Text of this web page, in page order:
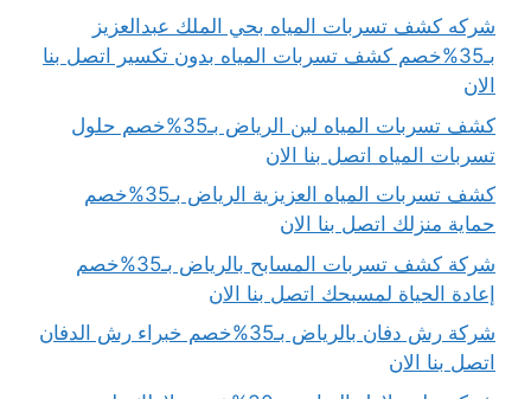
شركه كشف تسربات المياه بحي الملك عبدالعزيز
بـ35%خصم كشف تسربات المياه بدون تكسير اتصل بنا
الان
كشف تسربات المياه لبن الرياض بـ35%خصم حلول
تسربات المياه اتصل بنا الان
كشف تسربات المياه العزيزية الرياض بـ35%خصم
حماية منزلك اتصل بنا الان
شركة كشف تسربات المسابح بالرياض بـ35%خصم
إعادة الحياة لمسبحك اتصل بنا الان
شركة رش دفان بالرياض بـ35%خصم خبراء رش الدفان
اتصل بنا الان